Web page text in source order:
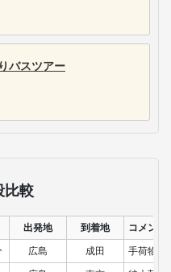
バスツアー
比較
出発地 到着地 コメント
広島 成田 手荷物検